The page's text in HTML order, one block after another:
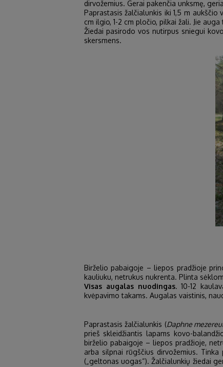
dirvožemius. Gerai pakenčia unksmę,
Paprastasis žalčialunkis iki 1,5 m aukščio
cm ilgio, 1-2 cm pločio, pilkai žali. Jie
Žiedai pasirodo vos nutirpus sniegui
skersmens.
Birželio pabaigoje – liepos pradžioje
kauliuku, netrukus nukrenta. Plinta
Visas augalas nuodingas. 10-12
kvėpavimo takams. Augalas vaistinis,
Paprastasis žalčialunkis (Daphne
prieš skleidžiantis lapams kovo-
birželio pabaigoje – liepos pradžioje,
arba silpnai rūgščius dirvožemius.
(„geltonas uogas“). Žalčialunkių žiedai